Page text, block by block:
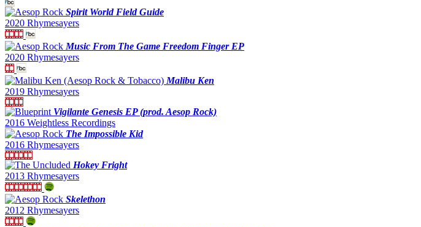
Spirit World Field Guide
2020 Rhymesayers
Music From The Game Freedom Finger EP
2020 Rhymesayers
Malibu Ken
2019 Rhymesayers
Vigilante Genesis EP (prod. Aesop Rock)
2016 Weightless Recordings
The Impossible Kid
2016 Rhymesayers
Hokey Fright
2013 Rhymesayers
Skelethon
2012 Rhymesayers